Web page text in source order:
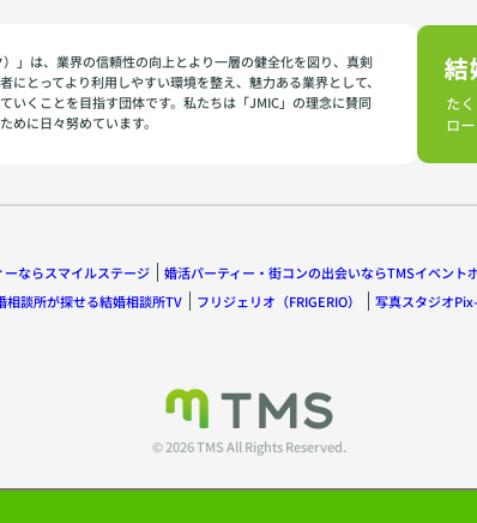
）」は、業界の信頼性の向上とより一層の健全化を図り、真剣
にとってより利用しやすい環境を整え、魅力ある業界として、
いくことを目指す団体です。私たちは「JMIC」の理念に賛同
めに日々努めています。
ならスマイルステージ 婚活パーティー・街コンの出会いならTMSイベント
相談所が探せる結婚相談所TV フリジェリオ（FRIGERIO） 写真スタジオ
© 2026 TMS All Rights Reserved.